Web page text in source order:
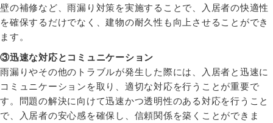
壁の補修など、雨漏り対策を実施することで、入居者の快適性
を確保するだけでなく、建物の耐久性も向上させることができ
ます。
③迅速な対応とコミュニケーション
雨漏りやその他のトラブルが発生した際には、入居者と迅速に
コミュニケーションを取り、適切な対応を行うことが重要で
す。問題の解決に向けて迅速かつ透明性のある対応を行うこと
で、入居者の安心感を確保し、信頼関係を築くことができま